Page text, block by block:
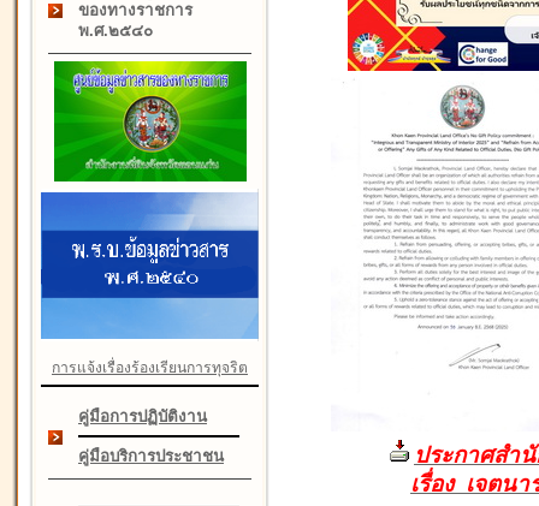
ของทางราชการ
พ.ศ.๒๕๔๐
การแจ้งเรื่องร้องเรียนการทุจริต
คู่มือการปฏิบัติงาน
คู่มือบริการประชาชน
ประกาศสำ
เรื่อง เจตน